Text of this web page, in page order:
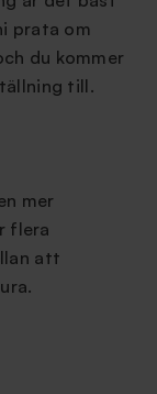
prata om
du kommer
till.
mer
flera
att